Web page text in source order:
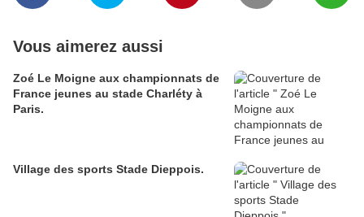
Vous aimerez aussi
Zoé Le Moigne aux championnats de
France jeunes au stade Charléty à
Paris.
Village des sports Stade Dieppois.